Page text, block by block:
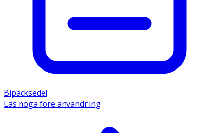
Bipacksedel
Läs noga före användning